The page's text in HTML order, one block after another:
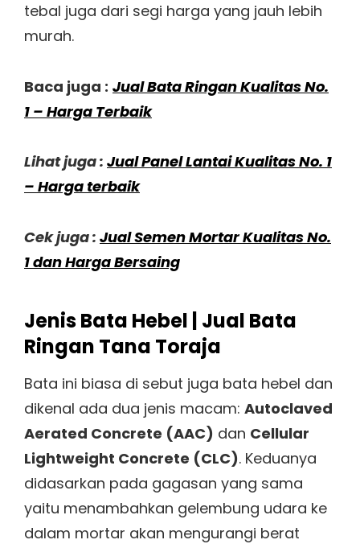
tebal juga dari segi harga yang jauh lebih
murah.
Baca juga : Jual Bata Ringan Kualitas No.
1 – Harga Terbaik
Lihat juga : Jual Panel Lantai Kualitas No. 1
– Harga terbaik
Cek juga : Jual Semen Mortar Kualitas No.
1 dan Harga Bersaing
Jenis Bata Hebel | Jual Bata
Ringan Tana Toraja
Bata ini biasa di sebut juga bata hebel dan
dikenal ada dua jenis macam: Autoclaved
Aerated Concrete (AAC) dan Cellular
Lightweight Concrete (CLC). Keduanya
didasarkan pada gagasan yang sama
yaitu menambahkan gelembung udara ke
dalam mortar akan mengurangi berat